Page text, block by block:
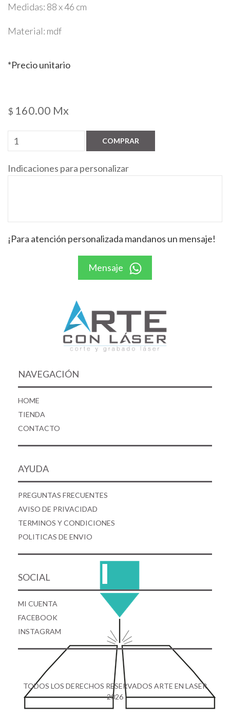
Medidas: 88 x 46 cm
Material: mdf
*Precio unitario
$ 160.00 Mx
COMPRAR
Indicaciones para personalizar
¡Para atención personalizada mandanos un mensaje!
Mensaje
NAVEGACIÓN
HOME
TIENDA
CONTACTO
AYUDA
PREGUNTAS FRECUENTES
AVISO DE PRIVACIDAD
TERMINOS Y CONDICIONES
POLITICAS DE ENVIO
SOCIAL
MI CUENTA
FACEBOOK
INSTAGRAM
TODOS LOS DERECHOS RESERVADOS ARTE EN LASER
2026